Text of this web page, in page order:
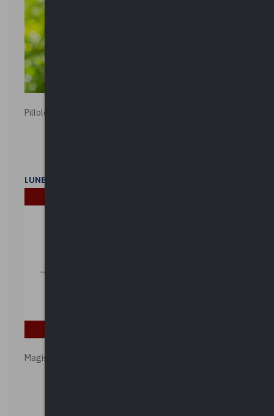
Pillole ambientali | 2026
LUNEDì 2 FEBBRAIO 2026
Magistratura e Costituzione. Le ragioni del SÌ e del NO